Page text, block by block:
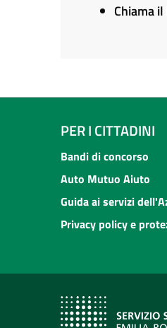
Chiama
PER I CITTADINI
Bandi di concorso
Auto Mutuo Aiuto
Guida ai servizi
Privacy policy e